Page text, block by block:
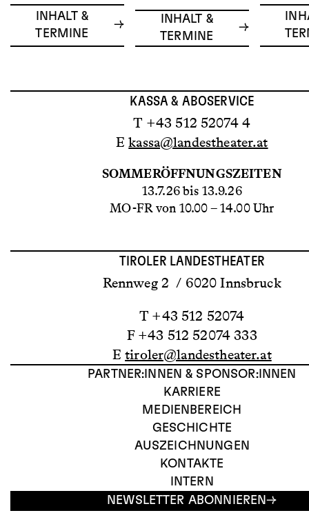
INHALT &
TERMINE
INHALT &
TERMINE
KASSA & ABOSERVICE
T +43 512 52074 4
Ekassa@landestheater.at
SOMMERÖFFNUNGSZEITEN
13.7.26 bis 13.9.26
MO-FR von 10.00 – 14.00 Uhr
TIROLER LANDESTHEATER
Rennweg 2 / 6020 Innsbruck
T +43 512 52074
F +43 512 52074 333
Etiroler@landestheater.at
PARTNER:INNEN & SPONSOR:INNEN
KARRIERE
MEDIENBEREICH
GESCHICHTE
AUSZEICHNUNGEN
KONTAKTE
INTERN
NEWSLETTER ABONNIEREN